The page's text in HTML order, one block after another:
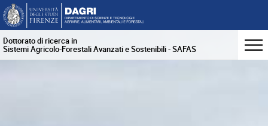
Dottorato di ricerca in
Sistemi Agricolo-Forestali Avanzati e Sostenibili - SAFAS